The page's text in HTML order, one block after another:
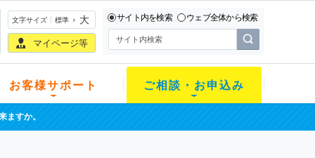
文字サイズ 標準 大
マイページ等
サイト内を検索 ウェブ全体から検索
お客様サポート ご相談・お申込み
ますか。